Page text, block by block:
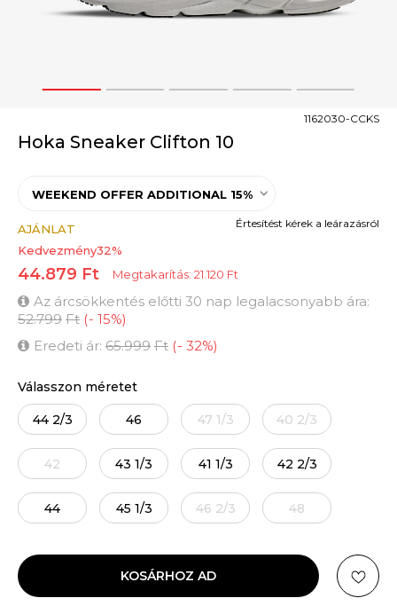
1 2 3 4 5
Hoka Sneaker Clifton 10
1162030-CCKS
WEEKEND OFFER ADDITIONAL 15%
AJÁNLAT
Kedvezmény32%
44.879 Ft Megtakarítás: 21.120 Ft
Az árcsökkentés előtti 30 nap legalacsonyabb ára:
52.799 Ft (- 15%)
Eredeti ár: 65.999 Ft (- 32%)
Értesítést kérek a leárazásról
Válasszon méretet
44 2/3 46 47 1/3 40 2/3
42 43 1/3 41 1/3 42 2/3
44 45 1/3 46 2/3 48
KOSÁRHOZ AD